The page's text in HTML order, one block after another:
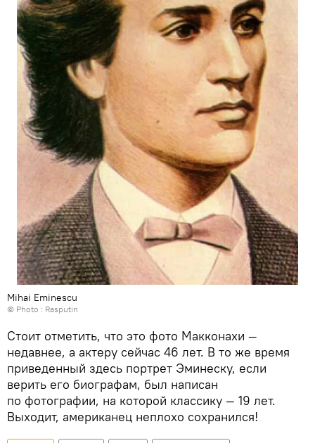
Mihai Eminescu
© Photo : Rasputin
Стоит отметить, что это фото Макконахи —
недавнее, а актеру сейчас 46 лет. В то же время
приведенный здесь портрет Эминеску, если
верить его биографам, был написан
по фотографии, на которой классику — 19 лет.
Выходит, американец неплохо сохранился!